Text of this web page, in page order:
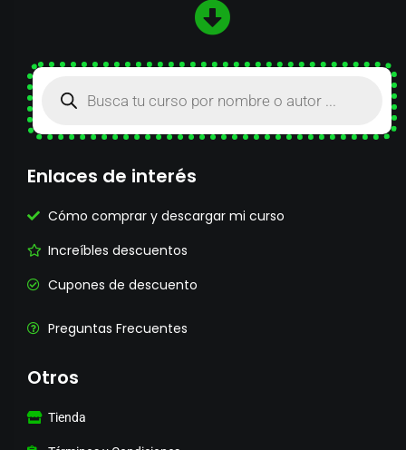
Enlaces de interés
Cómo comprar y descargar mi curso
Increíbles descuentos
Cupones de descuento
Preguntas Frecuentes
Otros
Tienda